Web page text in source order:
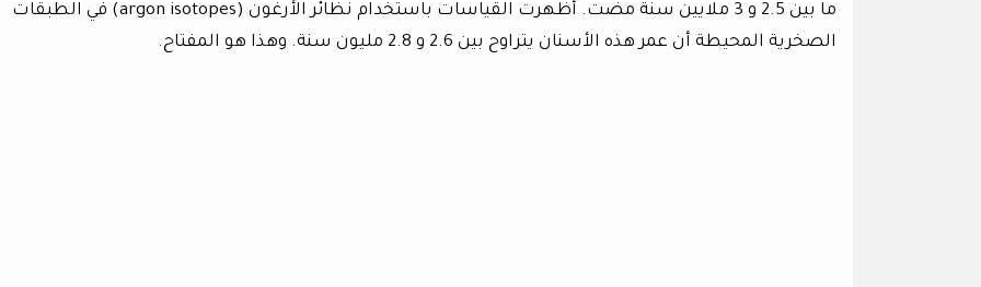
ما بين 2.5 و 3 ملايين سنة مضت. أظهرت القياسات باستخدام نظائر الأرغون (argon isotopes) في الطبقات
الصخرية المحيطة أن عمر هذه الأسنان يتراوح بين 2.6 و 2.8 مليون سنة. وهذا هو المفتاح.